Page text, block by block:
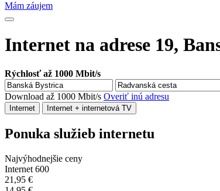
Mám záujem
Internet na adrese 19,
Rýchlosť až 1000 Mbit/s
Download až 1000 Mbit/s Overiť inú adresu
Internet Internet + internetová TV
Ponuka služieb internetu
Najvýhodnejšie ceny
Internet 600
21,95 €